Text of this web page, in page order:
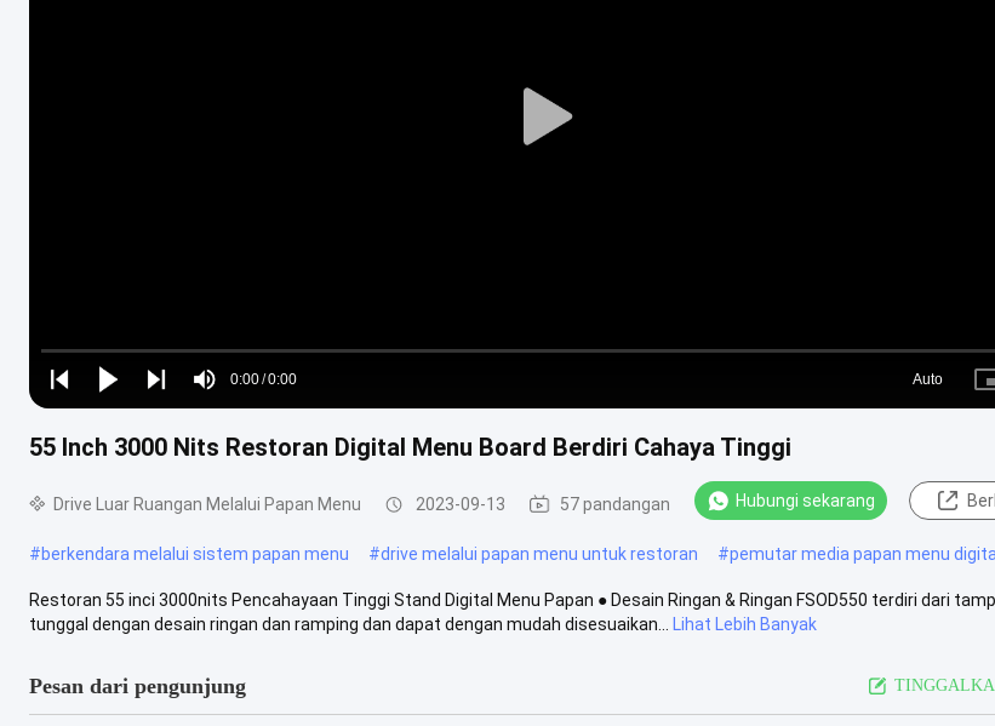
Play
Play
Play
Play
Mute
Time
0:00/0:00
Loaded:
0%
Auto
55 Inch 3000 Nits Restoran Digital Menu Board Berdiri Cahaya Tinggi
Drive Luar Ruangan Melalui Papan Menu 2023-09-13 57 pandangan Hubungi sekarang
#berkendara melalui sistem papan menu #drive melalui papan menu untuk restoran #pemutar media papan menu
Restoran 55 inci 3000nits Pencahayaan Tinggi Stand Digital Menu Papan ● Desain Ringan & Ringan FSOD550 terdiri dari
tunggal dengan desain ringan dan ramping dan dapat dengan mudah disesuaikan...
Lihat Lebih Banyak
Pesan dari pengunjung